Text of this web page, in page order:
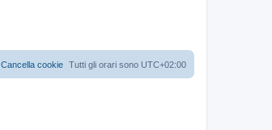
Tutti gli orari sono UTC+02:00
Cancella cookie